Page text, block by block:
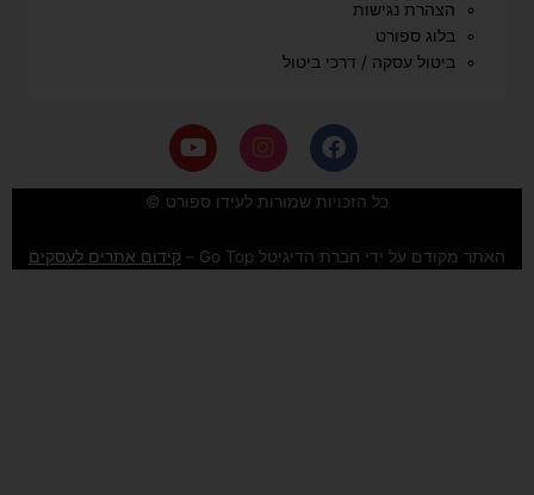
הצהרת נגישות
בלוג ספורט
ביטול עסקה / דרכי ביטול
F
a
c
e
o
o
I
n
s
t
g
r
Y
o
u
t
b
e
כל הזכויות שמורות לעידו ספורט ©
האתר מקודם על ידי חברת הדיגיטל Go Top – קידום אתרים לעסקים